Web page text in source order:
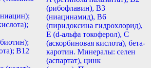
B12
(рибофлавин), В3
(ниацинамид), В6
(пиридоксина гидрохлорид),
Е (d-альфа токоферол), С
(аскорбиновая кислота), бета-
каротин. Минералы: селен
(аспартат), цинк